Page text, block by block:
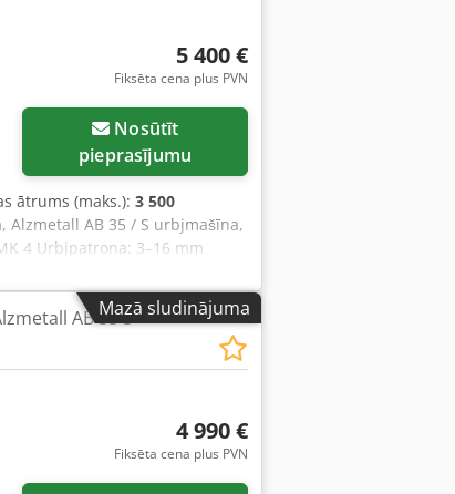
5 400 €
Fiksēta cena plus PVN
pieprasījumu
ātrums (maks.): 3 500
, Alzmetall AB 35 / S urbjmašīna,
4 Urbjpatrona: 3–16 mm
mm/min. Vītņu
laikā ierasties, lai apskatītu
Jūs saņemsiet pareizu
derīgs PVN reģistrācijas
arī citus piedāvājumus.
to īpašnieku īpašums un tiek
datiem, kā arī kļūdas
Mazā sludinājuma
AB 35 S
4 990 €
Fiksēta cena plus PVN